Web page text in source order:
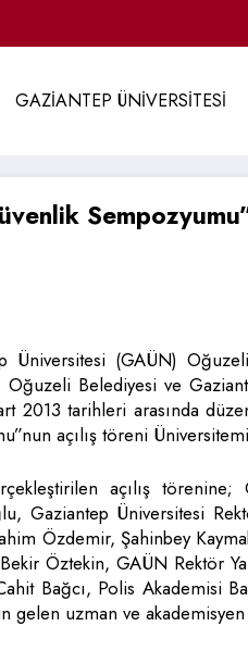
GAZİANTEP ÜNİVERSİTESİ
Üniversitesi (GAÜN)
Oğuzeli Belediyesi ve
2013 tarihleri arasında
açılış töreni
açılış
Gaziantep Üniversitesi
Özdemir, Şahinbey
Öztekin, GAÜN Rektör
Bağcı, Polis Akademisi
uzman ve akademisyen